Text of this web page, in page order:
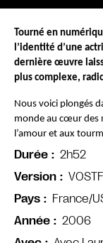
Tourné en
l’identité d’une
dernière œuvre
plus complexe,
Nous voici plongés
monde au cœur des
l’amour et aux
Durée
2h52
Version
Pays
France/
Année
2006